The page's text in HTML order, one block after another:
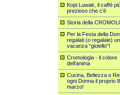
Kopi Luwak, il caffè
prezioso che c’è
Storia della
Per la Festa della
regalati (o regalale)
vacanza “gioiello”!
Cromologia - il colore
dell’anima
Cucina, Bellezza o
ogni Donna il proprio 8
marzo!